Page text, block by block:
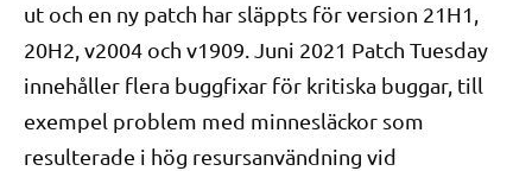
ut och en ny patch har släppts för version 21H1,
20H2, v2004 och v1909. Juni 2021 Patch Tuesday
innehåller flera buggfixar för kritiska buggar, till
exempel problem med minnesläckor som
resulterade i hög resursanvändning vid